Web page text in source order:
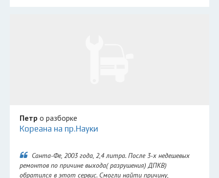
Петр о разборке
Кореана на пр.Науки
Санта-Фе, 2003 года, 2,4 литра. После 3-х недешевых
ремонтов по причине выхода( разрушения) ДПКВ)
обратился в этот сервис. Смогли найти причину,